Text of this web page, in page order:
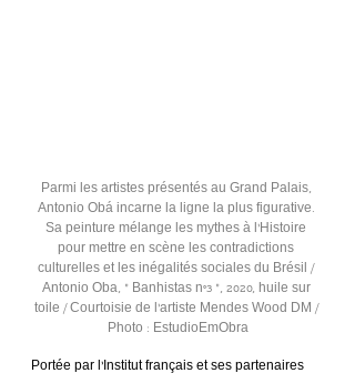
Parmi les artistes présentés au Grand Palais,
Antonio Obá incarne la ligne la plus figurative.
Sa peinture mélange les mythes à l’Histoire
pour mettre en scène les contradictions
culturelles et les inégalités sociales du Brésil /
Antonio Oba, « Banhistas n°3 », 2020, huile sur
toile / Courtoisie de l'artiste Mendes Wood DM /
Photo : EstudioEmObra
Portée par l’Institut français et ses partenaires